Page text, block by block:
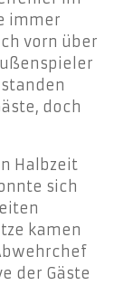
immer
vorn über
doch
Halbzeit
sich
kamen
der Gäste